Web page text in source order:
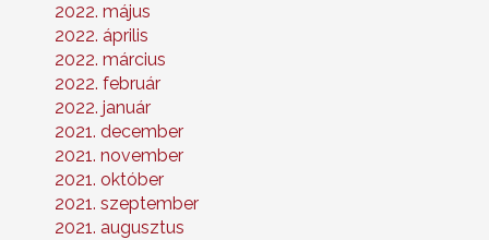
2022. május
2022. április
2022. március
2022. február
2022. január
2021. december
2021. november
2021. október
2021. szeptember
2021. augusztus